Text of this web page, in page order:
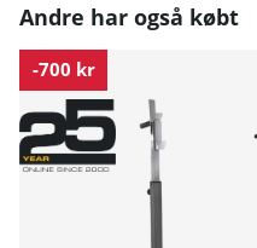
Andre har også købt
-700 kr